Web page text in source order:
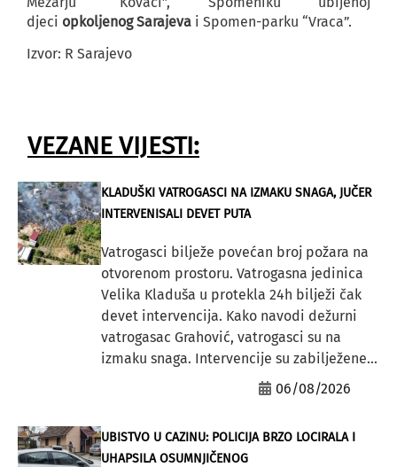
djeci opkoljenog Sarajeva i Spomen-parku “Vraca”.
Izvor: R Sarajevo
VEZANE VIJESTI:
KLADUŠKI VATROGASCI NA IZMAKU SNAGA, JUČER
INTERVENISALI DEVET PUTA
Vatrogasci bilježe povećan broj požara na
otvorenom prostoru. Vatrogasna jedinica
Velika Kladuša u protekla 24h bilježi čak
devet intervencija. Kako navodi dežurni
vatrogasac Grahović, vatrogasci su na
izmaku snaga. Intervencije su zabilježene...
06/08/2026
UBISTVO U CAZINU: POLICIJA BRZO LOCIRALA I
UHAPSILA OSUMNJIČENOG